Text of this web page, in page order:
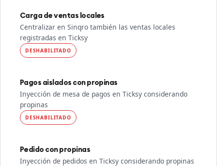
Carga de ventas locales
Centralizar en Sinqro también las ventas locales
registradas en Ticksy
DESHABILITADO
Pagos aislados con propinas
Inyección de mesa de pagos en Ticksy considerando
propinas
DESHABILITADO
Pedido con propinas
Inyección de pedidos en Ticksy considerando propinas